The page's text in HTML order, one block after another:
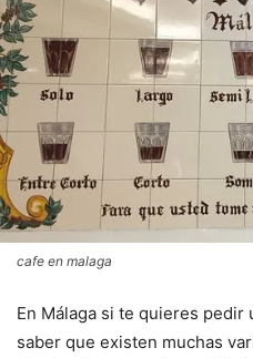
cafe en malaga
En Málaga si te quieres
saber que existen muchas